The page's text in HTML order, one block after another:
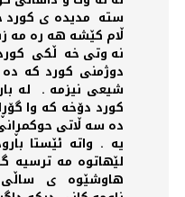
ستە مديده ى كورد
ڵام کێشە هە رە مە
نە وتی خە ڵکی
دوژمنی کورد کە
شیعی نیزمە . لە
کورد دۆخە کە وا
دە سە ڵاتی
یە . واتە ئێستا
لێهاتوە مە